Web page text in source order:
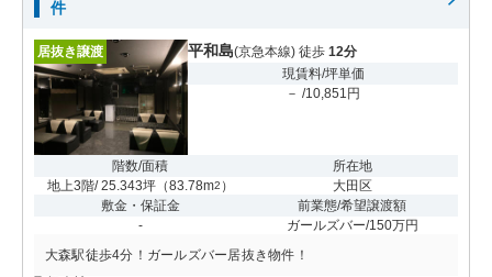
件
居抜き譲渡 平和島(京急本線) 徒歩 12分
現賃料/坪単価
－ /10,851円
階数/面積
地上3階/ 25.343坪（83.78m2 ）
所在地
大田区
敷金・保証金
-
前業態/希望譲渡額
ガールズバー/150万円
大森駅徒歩4分！ガールズバー居抜き物件！